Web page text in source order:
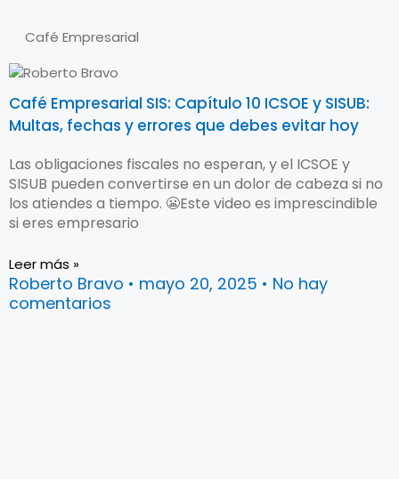
Café Empresarial
Café Empresarial SIS: Capítulo 10 ICSOE y SISUB:
Multas, fechas y errores que debes evitar hoy
Las obligaciones fiscales no esperan, y el ICSOE y
SISUB pueden convertirse en un dolor de cabeza si no
los atiendes a tiempo. 😬Este video es imprescindible
si eres empresario
Leer más »
Roberto Bravo mayo 20, 2025
No hay
comentarios